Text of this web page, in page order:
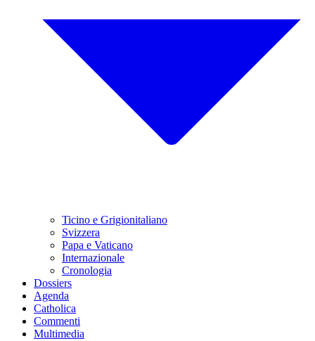
Ticino e Grigionitaliano
Svizzera
Papa e Vaticano
Internazionale
Cronologia
Dossiers
Agenda
Catholica
Commenti
Multimedia